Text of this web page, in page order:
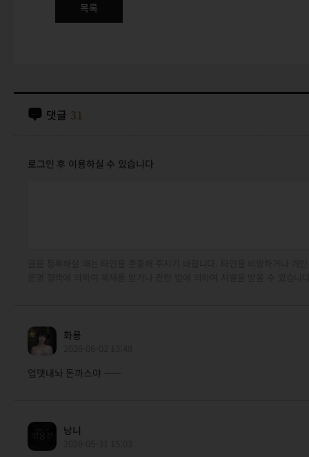
목록
댓글 31
로그인 후 이용하실 수 있습니다
화룡
업뎃내놔 돈까스야 ㅡㅡ
낭니